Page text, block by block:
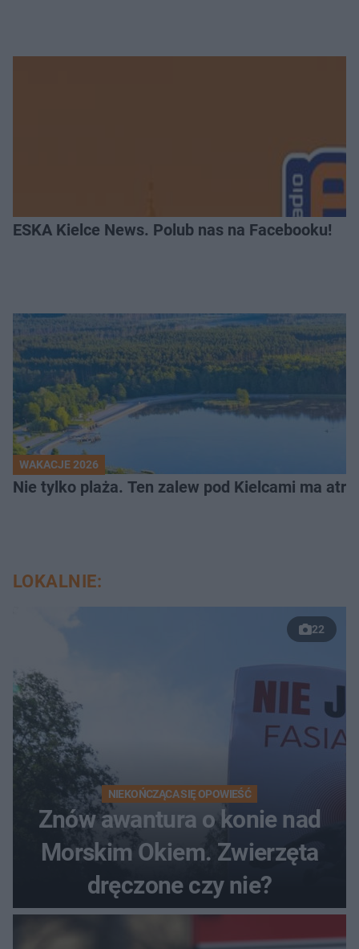
ESKA Kielce News. Polub nas na Facebooku!
WAKACJE 2026
Nie tylko plaża. Ten zalew pod Kielcami ma
LOKALNIE:
22
NIEKOŃCZĄCA SIĘ OPOWIEŚĆ
Znów awantura o konie nad
Morskim Okiem. Zwierzęta
dręczone czy nie?